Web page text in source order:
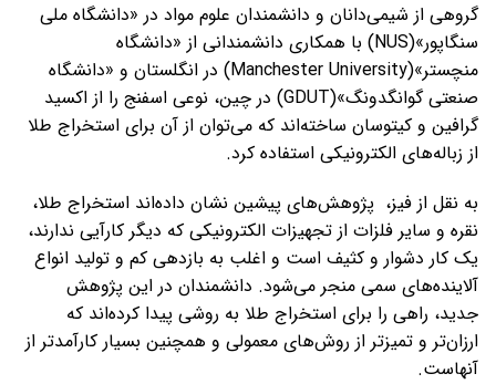
گروهی از شیمی‌دانان و دانشمندان علوم مواد در «دانشگاه ملی
سنگاپور»(NUS) با همکاری دانشمندانی از «دانشگاه
منچستر»(Manchester University) در انگلستان و «دانشگاه
صنعتی گوانگدونگ»(GDUT) در چین، نوعی اسفنج را از اکسید
گرافین و کیتوسان ساخته‌اند که می‌توان از آن برای استخراج طلا
از زباله‌های الکترونیکی استفاده کرد.
به نقل از فیز، پژوهش‌های پیشین نشان داده‌اند استخراج طلا،
نقره و سایر فلزات از تجهیزات الکترونیکی که دیگر کارآیی ندارند،
یک کار دشوار و کثیف است و اغلب به بازدهی کم و تولید انواع
آلاینده‌های سمی منجر می‌شود. دانشمندان در این پژوهش
جدید، راهی را برای استخراج طلا به روشی پیدا کرده‌اند که
ارزان‌تر و تمیزتر از روش‌های معمولی و همچنین بسیار کارآمدتر از
آنهاست.